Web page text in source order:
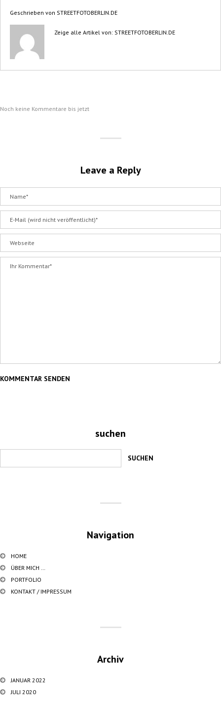
Geschrieben von STREETFOTOBERLIN.DE
Zeige alle Artikel von: STREETFOTOBERLIN.DE
Noch keine Kommentare bis jetzt
Leave a Reply
suchen
Navigation
HOME
ÜBER MICH …
PORTFOLIO
KONTAKT / IMPRESSUM
Archiv
JANUAR 2022
JULI 2020